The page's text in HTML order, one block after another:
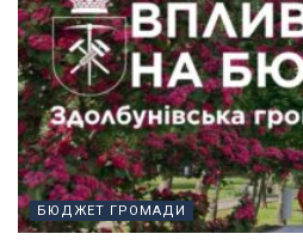
БЮДЖЕТ ГРОМАДИ